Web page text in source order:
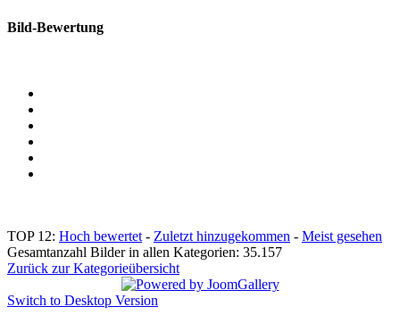
Bild-Bewertung
TOP 12: Hoch bewertet - Zuletzt hinzugekommen - Meist gesehen
Gesamtanzahl Bilder in allen Kategorien: 35.157
Zurück zur Kategorieübersicht
Switch to Desktop Version